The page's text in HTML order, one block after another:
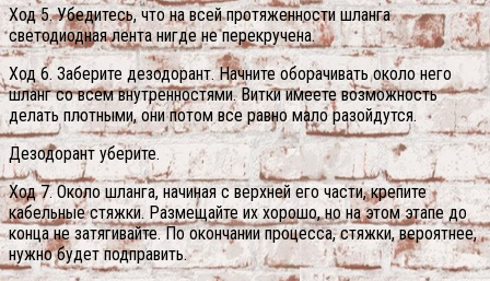
Ход 5. Убедитесь, что на всей протяженности шланга
светодиодная лента нигде не перекручена.
Ход 6. Заберите дезодорант. Начните оборачивать около него
шланг со всем внутренностями. Витки имеете возможность
делать плотными, они потом все равно мало разойдутся.
Дезодорант уберите.
Ход 7. Около шланга, начиная с верхней его части, крепите
кабельные стяжки. Размещайте их хорошо, но на этом этапе до
конца не затягивайте.По окончании процесса, стяжки, вероятнее,
нужно будет подправить.